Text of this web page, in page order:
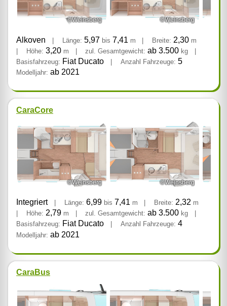
©Weinsberg ©Weinsberg
Alkoven | Länge: 5,97 bis 7,41 m | Breite: 2,30 m
Höhe: 3,20 m zul. Gesamtgewicht: ab 3.500 kg
Basisfahrzeug: Fiat Ducato Anzahl Fahrzeuge: 5
Modelljahr: ab 2021
CaraCore
©Weinsberg ©Weinsberg
Integriert Länge: 6,99 bis 7,41 m Breite: 2,32 m
Höhe: 2,79 m zul. Gesamtgewicht: ab 3.500 kg
Basisfahrzeug: Fiat Ducato Anzahl Fahrzeuge: 4
Modelljahr: ab 2021
CaraBus